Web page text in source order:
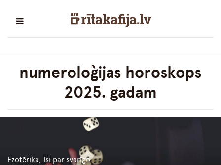
numeroloģijas horoskops
2025. gadam
Ezotērika, Īsi par svarīgo